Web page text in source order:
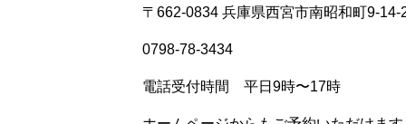
〒662-0834 兵庫県西宮市南昭和町9-14-
0798-78-3434
電話受付時間 平日9時〜17時